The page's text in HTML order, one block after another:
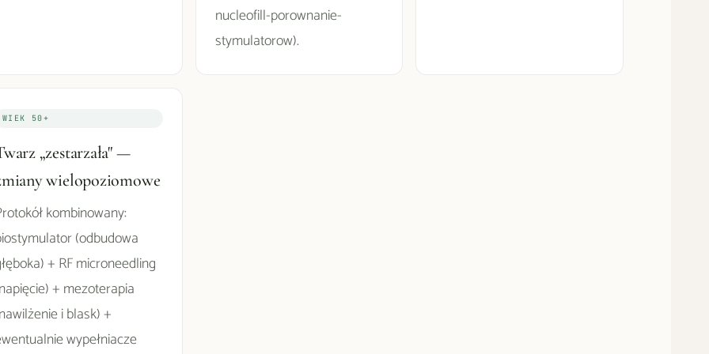
nucleofill-porownanie-
stymulatorow).
WIEK 50+
„zestarzała" —
wielopoziomowe
kombinowany:
(odbudowa
+ RF microneedling
+ mezoterapia
i blask) +
wypełniacze